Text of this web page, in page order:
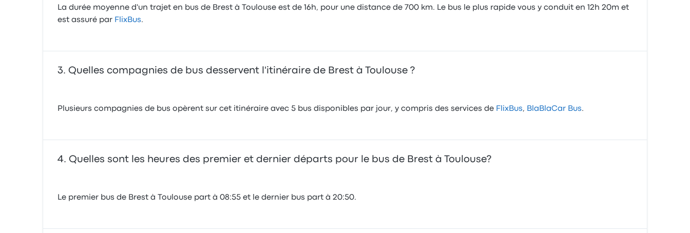
La durée moyenne d'un trajet en bus de Brest à Toulouse est de 16h, pour une distance de 700 km. Le bus le plus rapide vous y conduit en 12h 20m et
est assuré par FlixBus.
Quelles compagnies de bus desservent l'itinéraire de Brest à Toulouse ?
Plusieurs compagnies de bus opèrent sur cet itinéraire avec 5 bus disponibles par jour, y compris des services de FlixBus, BlaBlaCar Bus.
Quelles sont les heures des premier et dernier départs pour le bus de Brest à Toulouse?
Le premier bus de Brest à Toulouse part à 08:55 et le dernier bus part à 20:50.